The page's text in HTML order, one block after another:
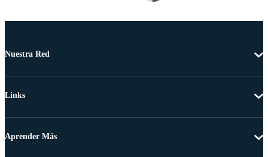
Nuestra Red
Links
Aprender Más